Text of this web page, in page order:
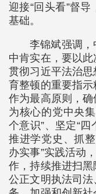
迎接“回头看”督
基础。
李锦斌强调，
中肯实在，要以
贯彻习近平法治
育整顿的重要指
作为最高原则，
为核心的党中央
个意识”、坚定“四
推进学党史、抓
办实事”实践活动
作，持续推进扫
公正文明执法司